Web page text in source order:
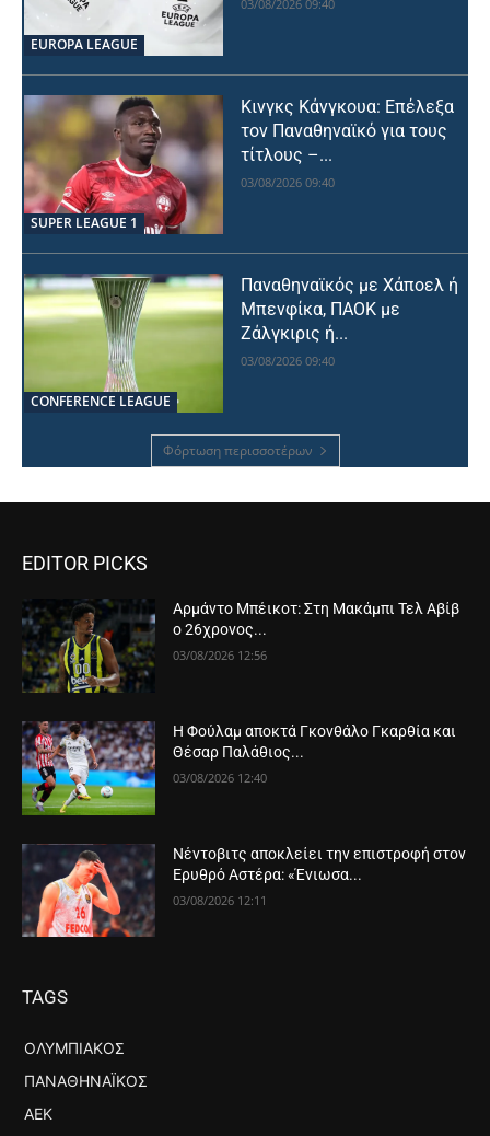
EUROPA LEAGUE
03/08/2026 09:40
SUPER LEAGUE 1
Κινγκς Κάνγκουα: Επέλεξα
τον Παναθηναϊκό για τους
τίτλους –...
03/08/2026 09:40
CONFERENCE LEAGUE
Παναθηναϊκός με Χάποελ ή
Μπενφίκα, ΠΑΟΚ με
Ζάλγκιρις ή...
03/08/2026 09:40
Φόρτωση περισσοτέρων
EDITOR PICKS
Αρμάντο Μπέικοτ: Στη Μακάμπι Τελ Αβίβ
ο 26χρονος...
03/08/2026 12:56
Η Φούλαμ αποκτά Γκονθάλο Γκαρθία και
Θέσαρ Παλάθιος...
03/08/2026 12:40
Νέντοβιτς αποκλείει την επιστροφή στον
Ερυθρό Αστέρα: «Ένιωσα...
03/08/2026 12:11
TAGS
ΟΛΥΜΠΙΑΚΌΣ
ΠΑΝΑΘΗΝΑΪΚΌΣ
ΑΕΚ